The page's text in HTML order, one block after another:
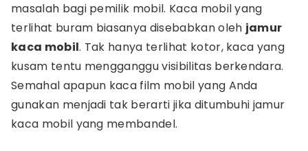
masalah bagi pemilik mobil. Kaca mobil yang
terlihat buram biasanya disebabkan oleh jamur
kaca mobil. Tak hanya terlihat kotor, kaca yang
kusam tentu mengganggu visibilitas berkendara.
Semahal apapun kaca film mobil yang Anda
gunakan menjadi tak berarti jika ditumbuhi jamur
kaca mobil yang membandel.